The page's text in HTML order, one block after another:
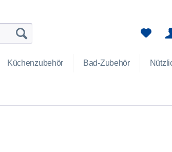
Küchenzubehör Bad-Zubehör